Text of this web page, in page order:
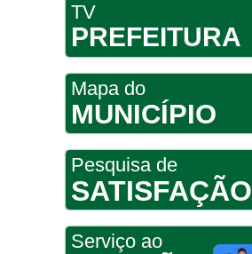
TV
PREFEITURA
Mapa do
MUNICÍPIO
Pesquisa de
SATISFAÇÃO
Serviço ao